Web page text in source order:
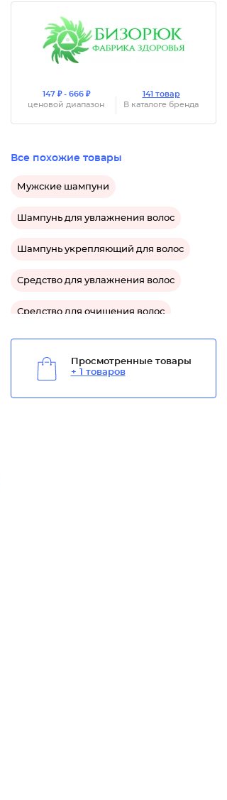
147 ₽ - 666 ₽
ценовой диапазон
141 товар
В каталоге бренда
Все похожие товары
Мужские шампуни
Шампунь для увлажнения волос
Шампунь укрепляющий для волос
Средство для увлажнения волос
Средство для очищения волос
Просмотренные товары
+ 1 товаров